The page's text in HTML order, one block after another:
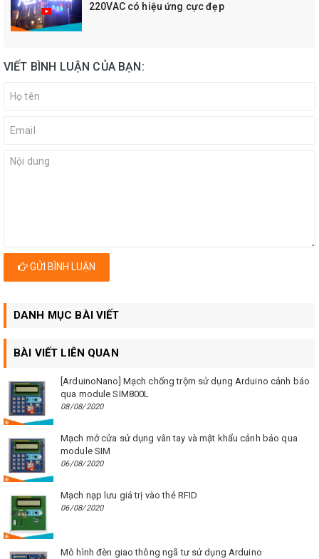
220VAC có hiệu ứng cực đẹp
VIẾT BÌNH LUẬN CỦA BẠN:
GỬI BÌNH LUẬN
DANH MỤC BÀI VIẾT
BÀI VIẾT LIÊN QUAN
[ArduinoNano] Mạch chống trộm sử dụng Arduino cảnh báo
qua module SIM800L
08/08/2020
Mạch mở cửa sử dụng vân tay và mật khẩu cảnh báo qua
module SIM
06/08/2020
Mạch nạp lưu giá trị vào thẻ RFID
06/08/2020
Mô hình đèn giao thông ngã tư sử dụng Arduino